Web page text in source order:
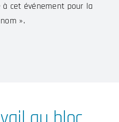
cet événement pour la
».